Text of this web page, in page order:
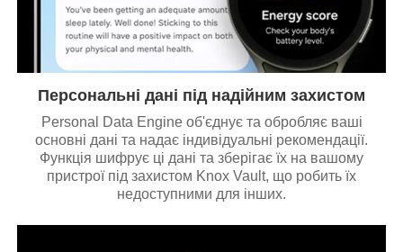
Персональні дані під надійним захистом
Personal Data Engine об'єднує та обробляє ваші
основні дані та надає індивідуальні рекомендації.
Функція шифрує ці дані та зберігає їх на вашому
пристрої під захистом Knox Vault, що робить їх
недоступними для інших.